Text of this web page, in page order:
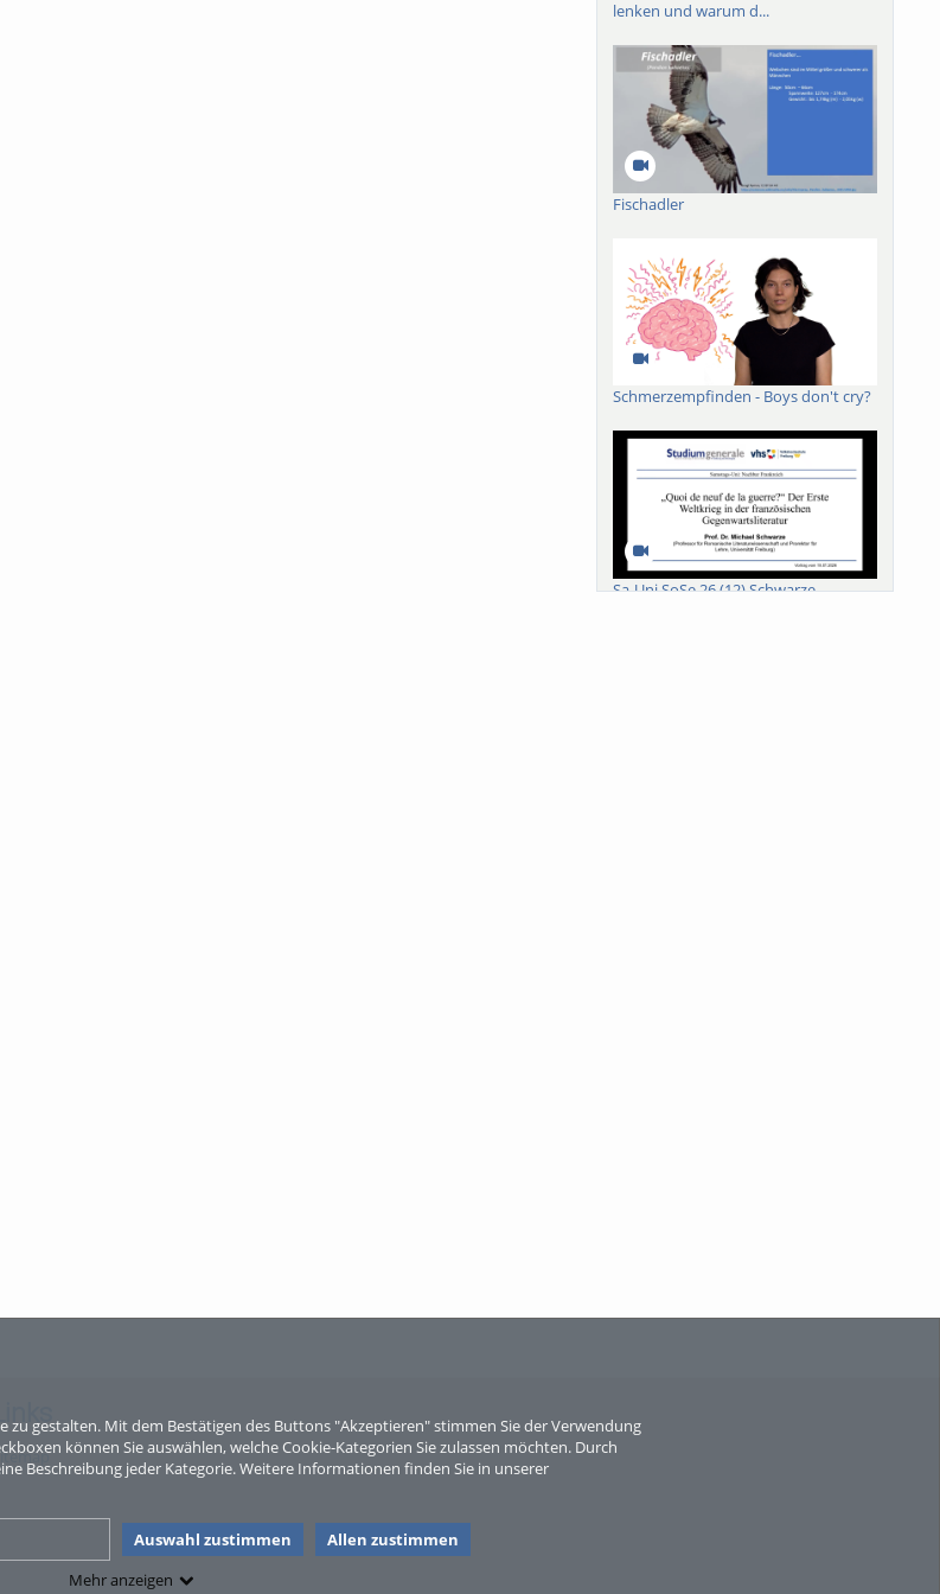
zu gestalten. Mit dem Bestätigen des Buttons "Akzeptieren" stimmen Sie der Verwendung
können Sie auswählen, welche Cookie-Kategorien Sie zulassen möchten. Durch
Beschreibung jeder Kategorie. Weitere Informationen finden Sie in unserer
Auswahl zustimmen
Allen zustimmen
Mehr anzeigen
lenken und warum d...
Fischadler
Schmerzempfinden - Boys don't cry?
Sa-Uni SoSe 26 (12) Schwarze
Sperber